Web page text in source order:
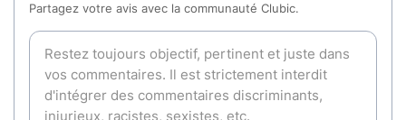
Partagez votre avis avec la communauté Clubic.